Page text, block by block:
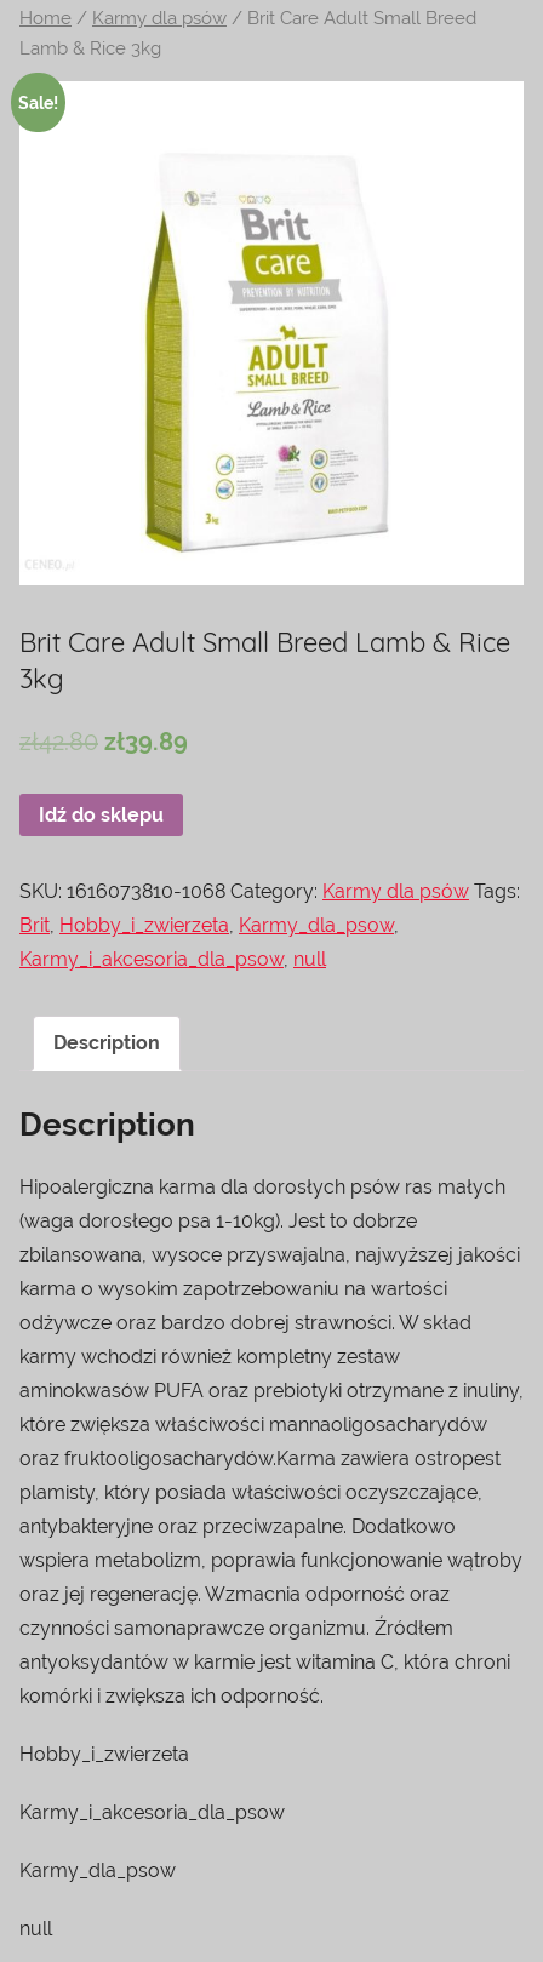
na
temat
terrarystyki
i
Home / Karmy dla psów / Brit Care Adult Small Breed
Lamb & Rice 3kg
Sale!
Brit Care Adult Small Breed Lamb & Rice
3kg
zł42.80 zł39.89
Idź do sklepu
SKU: 1616073810-1068 Category: Karmy dla psów Tags:
Brit, Hobby_i_zwierzeta, Karmy_dla_psow,
Karmy_i_akcesoria_dla_psow, null
Description
Description
Hipoalergiczna karma dla dorosłych psów ras małych
(waga dorosłego psa 1-10kg). Jest to dobrze
zbilansowana, wysoce przyswajalna, najwyższej jakości
karma o wysokim zapotrzebowaniu na wartości
odżywcze oraz bardzo dobrej strawności. W skład
karmy wchodzi również kompletny zestaw
aminokwasów PUFA oraz prebiotyki otrzymane z inuliny,
które zwiększa właściwości mannaoligosacharydów
oraz fruktooligosacharydów.Karma zawiera ostropest
plamisty, który posiada właściwości oczyszczające,
antybakteryjne oraz przeciwzapalne. Dodatkowo
wspiera metabolizm, poprawia funkcjonowanie wątroby
oraz jej regenerację. Wzmacnia odporność oraz
czynności samonaprawcze organizmu. Źródłem
antyoksydantów w karmie jest witamina C, która chroni
komórki i zwiększa ich odporność.
Hobby_i_zwierzeta
Karmy_i_akcesoria_dla_psow
Karmy_dla_psow
null